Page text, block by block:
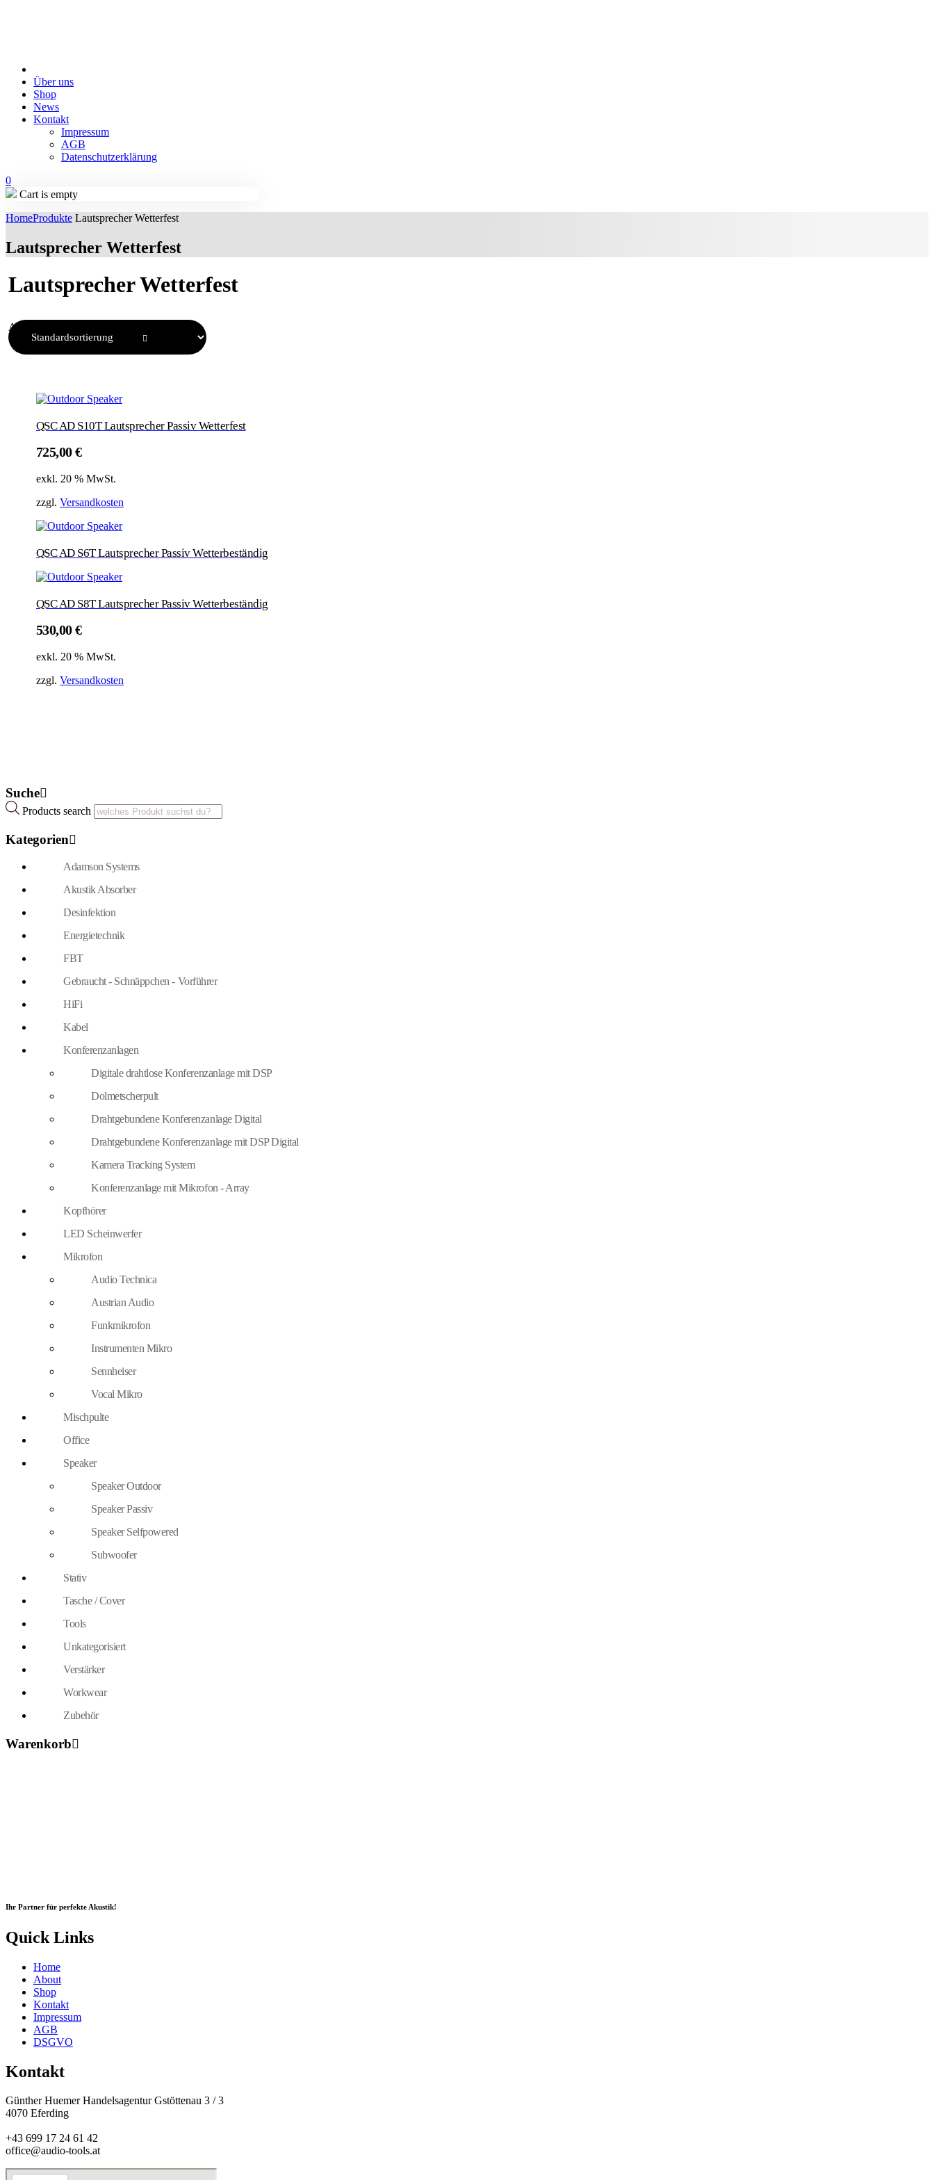
Über uns
Shop
News
Kontakt
Impressum
AGB
Datenschutzerklärung
0
Cart is empty
HomeProdukte Lautsprecher Wetterfest
Lautsprecher Wetterfest
Lautsprecher Wetterfest
Alle 3 Ergebnisse werden angezeigt
QSC AD S10T Lautsprecher Passiv Wetterfest
725,00€
exkl. 20 % MwSt.
zzgl. Versandkosten
QSC AD S6T Lautsprecher Passiv Wetterbeständig
QSC AD S8T Lautsprecher Passiv Wetterbeständig
530,00€
exkl. 20 % MwSt.
zzgl. Versandkosten
Suche
Products search
Kategorien
Adamson Systems
Akustik Absorber
Desinfektion
Energietechnik
FBT
Gebraucht - Schnäppchen - Vorführer
HiFi
Kabel
Konferenzanlagen
Digitale drahtlose Konferenzanlage mit DSP
Dolmetscherpult
Drahtgebundene Konferenzanlage Digital
Drahtgebundene Konferenzanlage mit DSP Digital
Kamera Tracking System
Konferenzanlage mit Mikrofon - Array
Kopfhörer
LED Scheinwerfer
Mikrofon
Audio Technica
Austrian Audio
Funkmikrofon
Instrumenten Mikro
Sennheiser
Vocal Mikro
Mischpulte
Office
Speaker
Speaker Outdoor
Speaker Passiv
Speaker Selfpowered
Subwoofer
Stativ
Tasche / Cover
Tools
Unkategorisiert
Verstärker
Workwear
Zubehör
Warenkorb
Ihr Partner für perfekte Akustik!
Quick Links
Home
About
Shop
Kontakt
Impressum
AGB
DSGVO
Kontakt
Günther Huemer Handelsagentur Gstöttenau 3 / 3
4070 Eferding
+43 699 17 24 61 42
office@audio-tools.at